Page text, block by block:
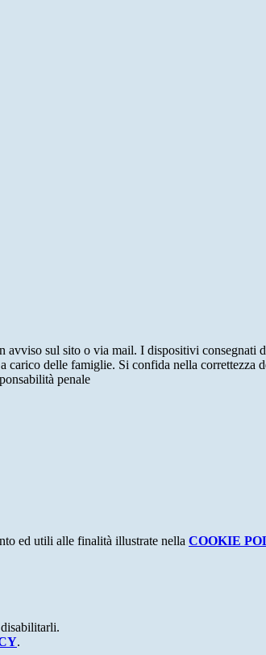
sul sito o via mail. I dispositivi consegnati
carico delle famiglie. Si confida nella
penale
ed utili alle finalità illustrate nella COOKIE
.